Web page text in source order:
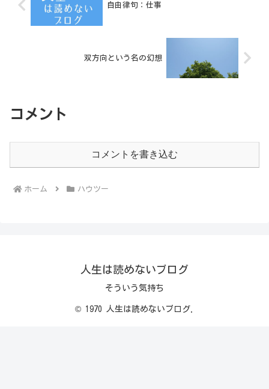
自由律句：仕事
双方向という名の幻想
コメント
コメントを書き込む
ホーム ハウツー
人生は読めないブログ
そういう気持ち
© 1970 人生は読めないブログ.